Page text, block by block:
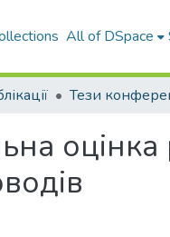
All of DSpace
Тези
оцінка